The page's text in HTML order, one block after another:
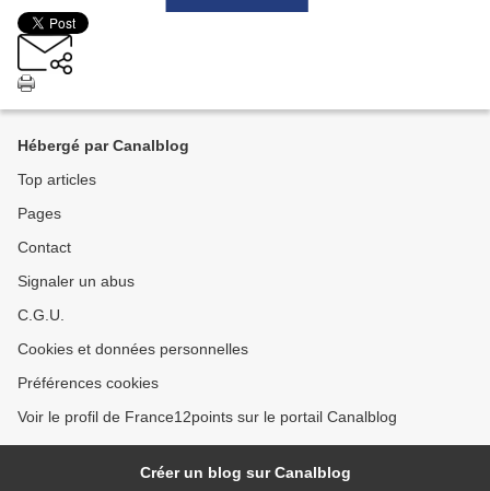
Hébergé par Canalblog
Top articles
Pages
Contact
Signaler un abus
C.G.U.
Cookies et données personnelles
Préférences cookies
Voir le profil de France12points sur le portail Canalblog
Créer un blog sur Canalblog